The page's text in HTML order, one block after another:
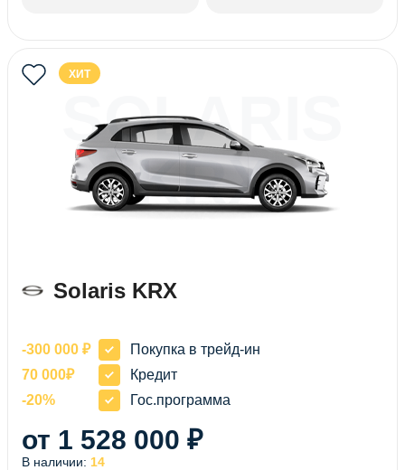
ХИТ
SOLARIS
KRX
Solaris KRX
-300 000 ₽
Покупка в трейд-ин
70 000₽
Кредит
-20%
Гос.программа
от 1 528 000 ₽
В наличии: 14